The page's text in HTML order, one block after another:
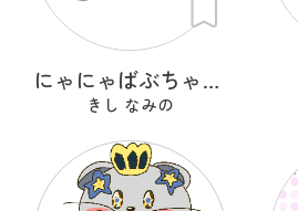
にゃにゃばぶちゃんず
きし なみの